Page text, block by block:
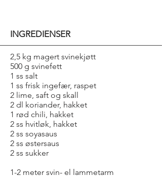
INGREDIENSER
2,5 kg magert svinekjøtt
500 g svinefett
1 ss salt
1 ss frisk ingefær, raspet
2 lime, saft og skall
2 dl koriander, hakket
1 rød chili, hakket
2 ss hvitløk, hakket
2 ss soyasaus
2 ss østersaus
2 ss sukker
1-2 meter svin- el lammetarm